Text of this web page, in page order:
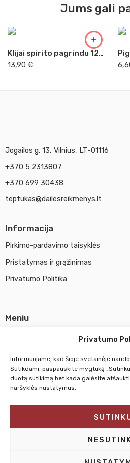
Privatumo
Informuojame, kad šioje svetainėje
Sutikdami, paspauskite mygtuką
duotą sutikimą bet kada galėsite
naršyklės nustatymus.
Jums gali
Klijai spirito pagrindu 125 ml aukso lapeliams
13,90 €
Jogailos g. 13, Vilnius, LT-01116
+370 5 2313807
+370 699 30438
teptukas@dailesreikmenys.lt
Informacija
Pirkimo-pardavimo taisyklės
Pristatymas ir grąžinimas
Privatumo Politika
Meniu
Susisiekti su mumis